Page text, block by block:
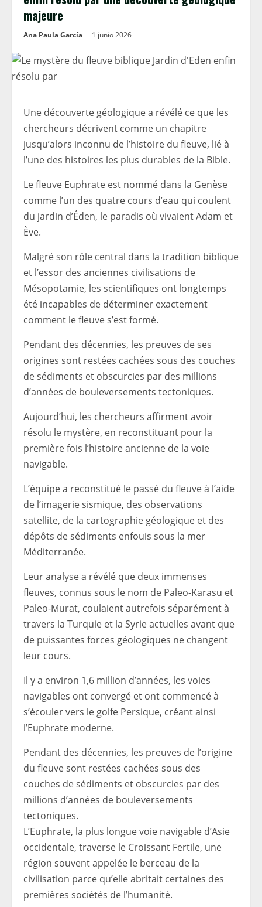
majeure
Ana Paula García 1 junio 2026
Une découverte géologique a révélé ce que les
chercheurs décrivent comme un chapitre
jusqu’alors inconnu de l’histoire du fleuve, lié à
l’une des histoires les plus durables de la Bible.
Le fleuve Euphrate est nommé dans la Genèse
comme l’un des quatre cours d’eau qui coulent
du jardin d’Éden, le paradis où vivaient Adam et
Ève.
Malgré son rôle central dans la tradition biblique
et l’essor des anciennes civilisations de
Mésopotamie, les scientifiques ont longtemps
été incapables de déterminer exactement
comment le fleuve s’est formé.
Pendant des décennies, les preuves de ses
origines sont restées cachées sous des couches
de sédiments et obscurcies par des millions
d’années de bouleversements tectoniques.
Aujourd’hui, les chercheurs affirment avoir
résolu le mystère, en reconstituant pour la
première fois l’histoire ancienne de la voie
navigable.
L’équipe a reconstitué le passé du fleuve à l’aide
de l’imagerie sismique, des observations
satellite, de la cartographie géologique et des
dépôts de sédiments enfouis sous la mer
Méditerranée.
Leur analyse a révélé que deux immenses
fleuves, connus sous le nom de Paleo-Karasu et
Paleo-Murat, coulaient autrefois séparément à
travers la Turquie et la Syrie actuelles avant que
de puissantes forces géologiques ne changent
leur cours.
Il y a environ 1,6 million d’années, les voies
navigables ont convergé et ont commencé à
s’écouler vers le golfe Persique, créant ainsi
l’Euphrate moderne.
Pendant des décennies, les preuves de l’origine
du fleuve sont restées cachées sous des
couches de sédiments et obscurcies par des
millions d’années de bouleversements
tectoniques.
L’Euphrate, la plus longue voie navigable d’Asie
occidentale, traverse le Croissant Fertile, une
région souvent appelée le berceau de la
civilisation parce qu’elle abritait certaines des
premières sociétés de l’humanité.